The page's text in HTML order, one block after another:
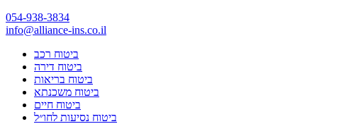
054-938-3834
info@alliance-ins.co.il
ביטוח רכב
ביטוח דירה
ביטוח בריאות
ביטוח משכנתא
ביטוח חיים
ביטוח נסיעות לחו״ל